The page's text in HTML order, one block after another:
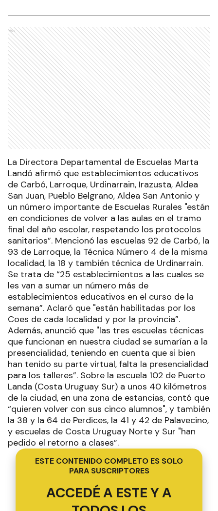
Ads
La Directora Departamental de Escuelas Marta
Landó afirmó que establecimientos educativos
de Carbó, Larroque, Urdinarrain, Irazusta, Aldea
San Juan, Pueblo Belgrano, Aldea San Antonio y
un número importante de Escuelas Rurales "están
en condiciones de volver a las aulas en el tramo
final del año escolar, respetando los protocolos
sanitarios”. Mencionó las escuelas 92 de Carbó, la
93 de Larroque, la Técnica Número 4 de la misma
localidad, la 18 y también técnica de Urdinarrain.
Se trata de “25 establecimientos a las cuales se
les van a sumar un número más de
establecimientos educativos en el curso de la
semana”. Aclaró que "están habilitadas por los
Coes de cada localidad y por la provincia”.
Además, anunció que "las tres escuelas técnicas
que funcionan en nuestra ciudad se sumarían a la
presencialidad, teniendo en cuenta que si bien
han tenido su parte virtual, falta la presencialidad
para los talleres”. Sobre la escuela 102 de Puerto
Landa (Costa Uruguay Sur) a unos 40 kilómetros
de la ciudad, en una zona de estancias, contó que
“quieren volver con sus cinco alumnos", y también
la 38 y la 64 de Perdices, la 41 y 42 de Palavecino,
y escuelas de Costa Uruguay Norte y Sur "han
pedido el retorno a clases”.
ESTE CONTENIDO COMPLETO ES SOLO
PARA SUSCRIPTORES
ACCEDÉ A ESTE Y A